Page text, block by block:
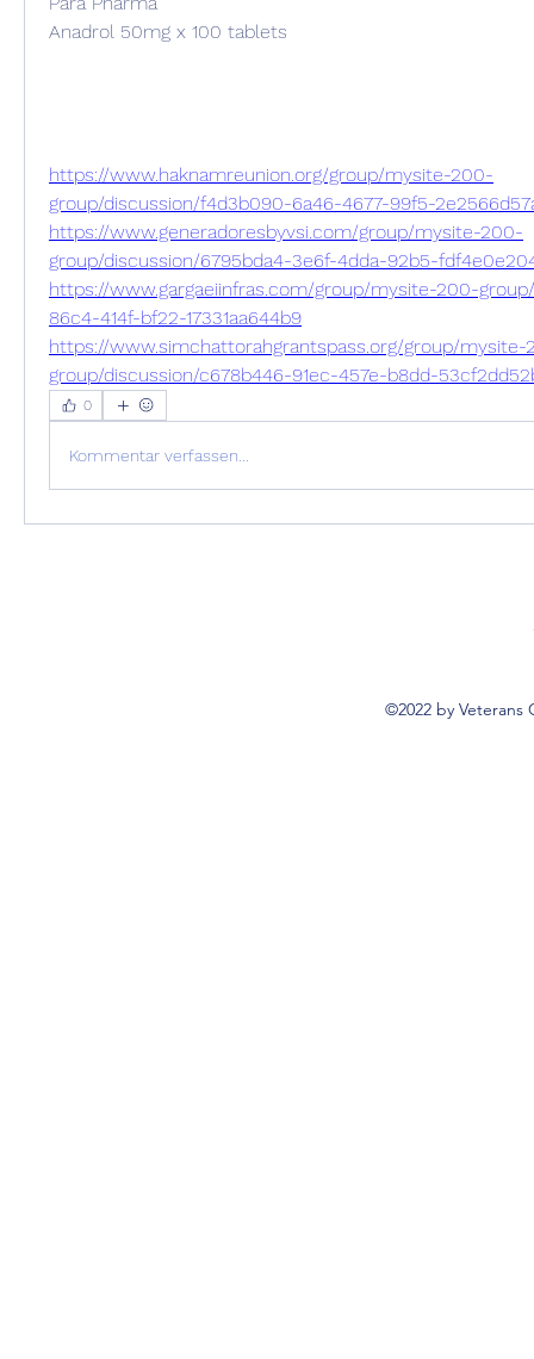
Anadrol 50mg x 100 tablets
https://www.haknamreunion.org/group/mysite-200-
group/discussion/f4d3b090-6a46-4677-99f5-
https://www.generadoresbyvsi.com/group/mysite-200-
group/discussion/6795bda4-3e6f-4dda-92b5-
https://www.gargaeiinfras.com/group/mysite-200-
86c4-414f-bf22-17331aa644b9
https://www.simchattorahgrantspass.org/group/mysite-
group/discussion/c678b446-91ec-457e-b8dd-
0
Kommentar verfassen...
©2022 by Veterans